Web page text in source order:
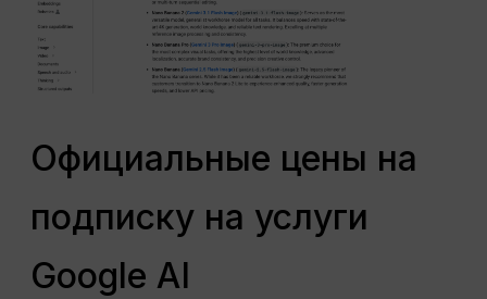
Официальные цены на
подписку на услуги
Google AI